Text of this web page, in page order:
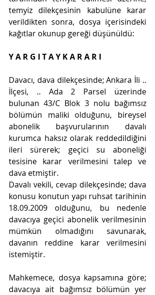
temyiz dilekçesinin kabulüne karar
verildikten sonra, dosya içerisindeki
kağıtlar okunup gereği düşünüldü:
Y A R G I T A Y K A R A R I
Davacı, dava dilekçesinde; Ankara İli ..
İlçesi, .. Ada 2 Parsel üzerinde
bulunan 43/C Blok 3 nolu bağımsız
bölümün maliki olduğunu, bireysel
abonelik başvurularının davalı
kurumca haksız olarak reddedildiğini
ileri sürerek; geçici su aboneliği
tesisine karar verilmesini talep ve
dava etmiştir.
Davalı vekili, cevap dilekçesinde; dava
konusu konutun yapı ruhsat tarihinin
18.09.2009 olduğunu, bu nedenle
davacıya geçici abonelik verilmesinin
mümkün olmadığını savunarak,
davanın reddine karar verilmesini
istemiştir.
Mahkemece, dosya kapsamına göre;
davacıya ait bağımsız bölümün yer